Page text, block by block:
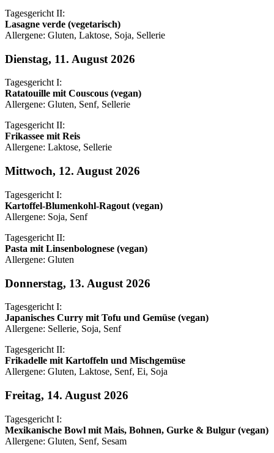
Tagesgericht II:
Lasagne verde (vegetarisch)
Allergene: Gluten, Laktose, Soja, Sellerie
Dienstag, 11. August 2026
Tagesgericht I:
Ratatouille mit Couscous (vegan)
Allergene: Gluten, Senf, Sellerie
Tagesgericht II:
Frikassee mit Reis
Allergene: Laktose, Sellerie
Mittwoch, 12. August 2026
Tagesgericht I:
Kartoffel-Blumenkohl-Ragout (vegan)
Allergene: Soja, Senf
Tagesgericht II:
Pasta mit Linsenbolognese (vegan)
Allergene: Gluten
Donnerstag, 13. August 2026
Tagesgericht I:
Japanisches Curry mit Tofu und Gemüse (vegan)
Allergene: Sellerie, Soja, Senf
Tagesgericht II:
Frikadelle mit Kartoffeln und Mischgemüse
Allergene: Gluten, Laktose, Senf, Ei, Soja
Freitag, 14. August 2026
Tagesgericht I:
Mexikanische Bowl mit Mais, Bohnen, Gurke & Bulgur (vegan)
Allergene: Gluten, Senf, Sesam